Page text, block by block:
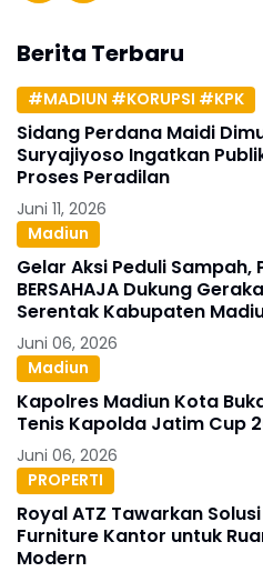
Berita Terbaru
#MADIUN #KORUPSI #KPK
Sidang Perdana Maidi
Suryajiyoso Ingatkan
Proses Peradilan
Juni 11, 2026
Madiun
Gelar Aksi Peduli Sampah,
BERSAHAJA Dukung
Serentak Kabupaten
Juni 06, 2026
Madiun
Kapolres Madiun Kota
Tenis Kapolda Jatim Cup
Juni 06, 2026
PROPERTI
Royal ATZ Tawarkan
Furniture Kantor untuk
Modern